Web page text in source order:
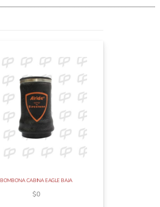
BOMBONA CABINA EAGLE BAJA
$0